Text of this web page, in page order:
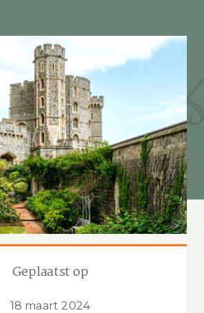
Geplaatst op
18 maart 2024